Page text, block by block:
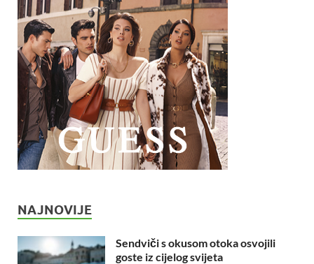
NAJNOVIJE
Sendviči s okusom otoka osvojili
goste iz cijelog svijeta